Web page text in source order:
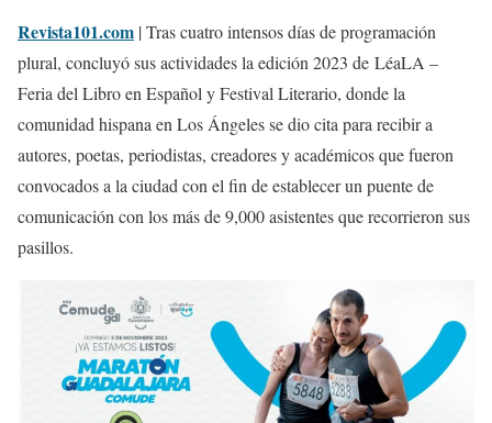
Revista101.com | Tras cuatro intensos días de programación
plural, concluyó sus actividades la edición 2023 de LéaLA –
Feria del Libro en Español y Festival Literario, donde la
comunidad hispana en Los Ángeles se dio cita para recibir a
autores, poetas, periodistas, creadores y académicos que fueron
convocados a la ciudad con el fin de establecer un puente de
comunicación con los más de 9,000 asistentes que recorrieron sus
pasillos.